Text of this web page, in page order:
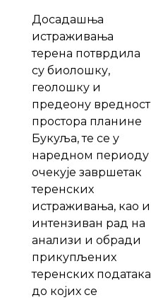
Досадашња
истраживања
терена потврдила
су биолошку,
геолошку и
предеону вредност
простора планине
Букуља, те се у
наредном периоду
очекује завршетак
теренских
истраживања, као и
интензиван рад на
анализи и обради
прикупљених
теренских података
до којих се